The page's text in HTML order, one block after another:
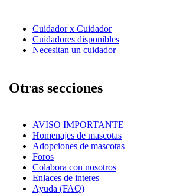
Cuidador x Cuidador
Cuidadores disponibles
Necesitan un cuidador
Otras secciones
AVISO IMPORTANTE
Homenajes de mascotas
Adopciones de mascotas
Foros
Colabora con nosotros
Enlaces de interes
Ayuda (FAQ)